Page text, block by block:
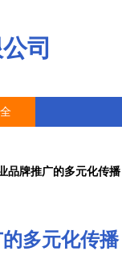
司
品牌推广的多元化传播
多元化传播